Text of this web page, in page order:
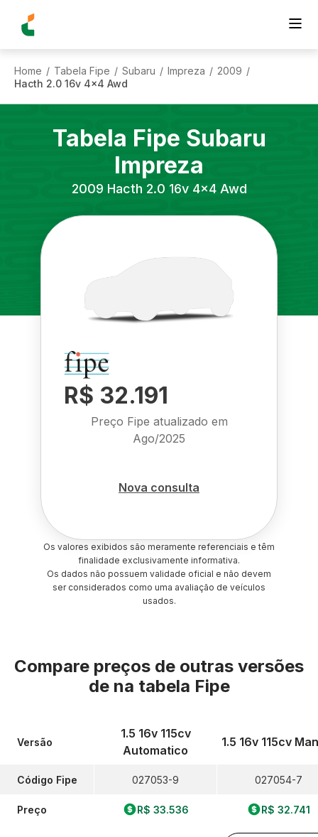
Home / Tabela Fipe / Subaru / Impreza / 2009 /
Hacth 2.0 16v 4x4 Awd
Tabela Fipe Subaru
Impreza
2009 Hacth 2.0 16v 4x4 Awd
R$ 32.191
Preço Fipe atualizado em
Ago/2025
Nova consulta
Os valores exibidos são meramente referenciais e têm
finalidade exclusivamente informativa.
Os dados não possuem validade oficial e não devem
ser considerados como uma avaliação de veículos
usados.
Compare preços de outras versões
de na tabela Fipe
Versão
Código Fipe
Preço
1.5 16v 115cv
Automatico
027053-9
R$ 33.536
1.5 16v 115cv
027054-7
R$ 32.741